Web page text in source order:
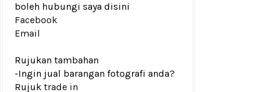
boleh hubungi saya disini
Facebook
Email
Rujukan tambahan
-Ingin jual barangan fotografi anda?
Rujuk trade in